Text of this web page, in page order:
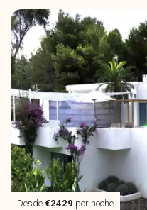
Desde €2429 por noche